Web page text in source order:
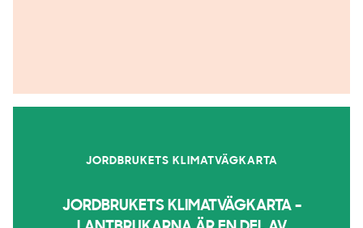
JORDBRUKETS KLIMATVÄGKARTA
JORDBRUKETS KLIMATVÄGKARTA -